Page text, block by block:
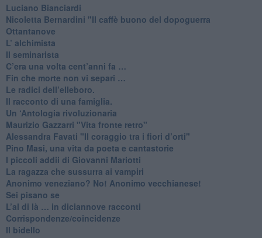
​Luciano Bianciardi
​Nicoletta Bernardini "Il caffè buono del dopoguerra
​Ottantanove
​L’ alchimista
Il seminarista
​C’era una volta cent’anni fa …
​Fin che morte non vi separi …
​Le radici dell’elleboro.
​Il racconto di una famiglia.
Un ‘Antologia rivoluzionaria
​Maurizio Gazzarri "Vita fronte retro"
​Alessandra Favati "Il coraggio tra i fiori d’orti"
​Pino Masi, una vita da poeta e cantastorie
​I piccoli addii di Giovanni Mariotti
​La ragazza che sussurra ai vampiri
​Anonimo veneziano? No! Anonimo vecchianese!
​Sei pisano se
​L’al di là … in diciannove racconti
Corrispondenze/coincidenze
Il bidello